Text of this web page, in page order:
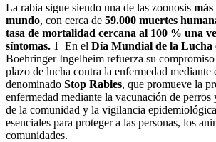
La rabia sigue siendo una de las zoonosis
mundo, con cerca de 59.000 muertes
tasa de mortalidad cercana al 100 % una
síntomas. 1 En el Día Mundial de la Lucha
Boehringer Ingelheim refuerza su
plazo de lucha contra la enfermedad mediante
denominado Stop Rabies, que promueve la
enfermedad mediante la vacunación de perros
de la comunidad y la vigilancia
esenciales para proteger a las personas, los
comunidades.